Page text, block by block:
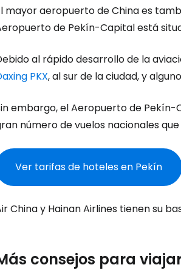
mayor aeropuerto de China es
de Pekín-Capital está
al rápido desarrollo de la
PKX, al sur de la ciudad, y
embargo, el Aeropuerto de
número de vuelos nacionales
Ver tarifas de hoteles en Pekín
China y Hainan Airlines tienen su
consejos para